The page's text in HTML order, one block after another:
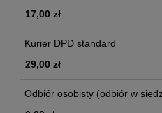
17,00 zł
Kurier DPD standard
29,00 zł
Odbiór osobisty (odbiór w